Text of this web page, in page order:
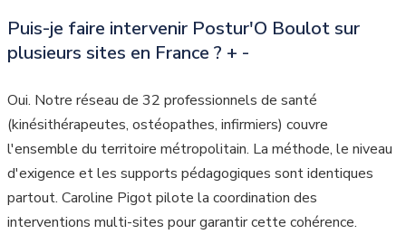
Puis-je faire intervenir Postur'O Boulot sur
plusieurs sites en France ? + -
Oui. Notre réseau de 32 professionnels de santé
(kinésithérapeutes, ostéopathes, infirmiers) couvre
l'ensemble du territoire métropolitain. La méthode, le niveau
d'exigence et les supports pédagogiques sont identiques
partout. Caroline Pigot pilote la coordination des
interventions multi-sites pour garantir cette cohérence.